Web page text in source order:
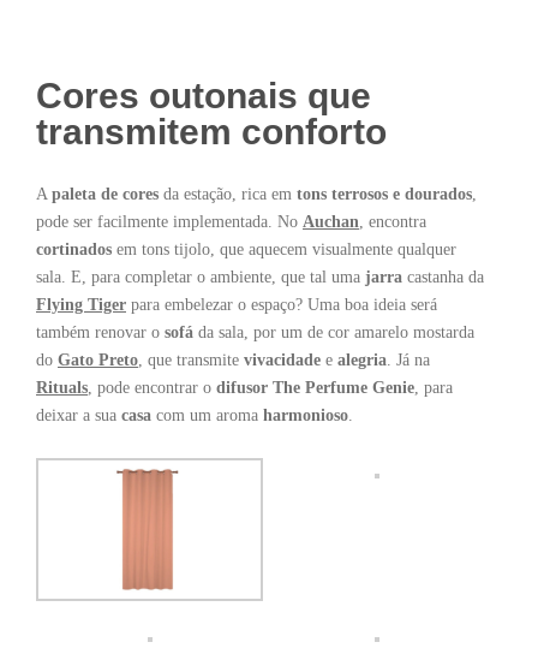
Cores outonais que
transmitem conforto
A paleta de cores da estação, rica em tons terrosos e dourados,
pode ser facilmente implementada. No Auchan, encontra
cortinados em tons tijolo, que aquecem visualmente qualquer
sala. E, para completar o ambiente, que tal uma jarra castanha da
Flying Tiger para embelezar o espaço? Uma boa ideia será
também renovar o sofá da sala, por um de cor amarelo mostarda
do Gato Preto, que transmite vivacidade e alegria. Já na
Rituals, pode encontrar o difusor The Perfume Genie, para
deixar a sua casa com um aroma harmonioso.